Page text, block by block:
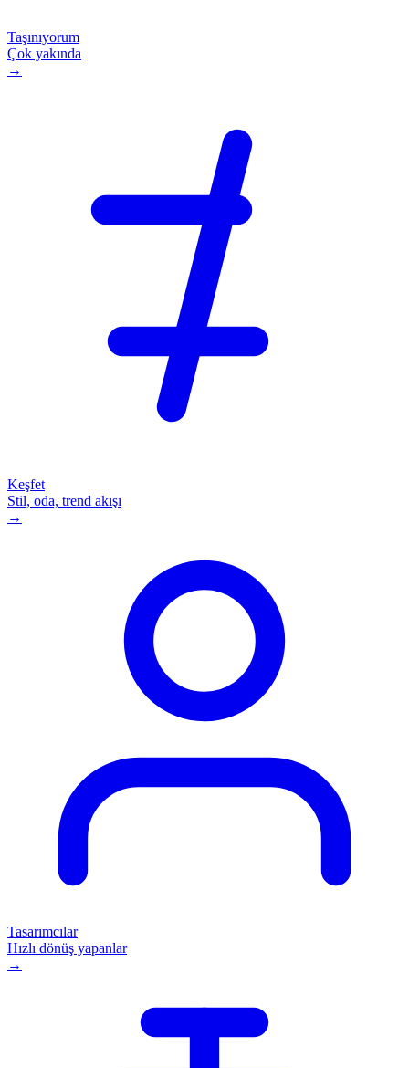
Taşınıyorum
Çok yakında
→
Keşfet
Stil, oda, trend akışı
→
Tasarımcılar
Hızlı dönüş yapanlar
→